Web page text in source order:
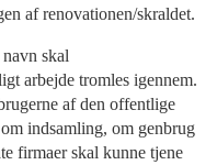
af renovationen/skraldet.
skal
arbejde tromles igennem.
af den offentlige
indsamling, om genbrug
firmaer skal kunne tjene